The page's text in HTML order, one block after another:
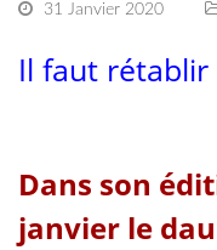
31 Janvier 2020
Il faut rétablir
Dans son
janvier le